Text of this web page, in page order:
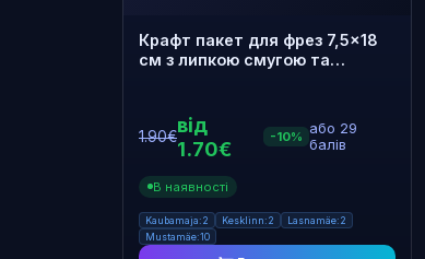
Крафт пакет для фрез 7,5×18
см з липкою смугою та
1.90€від
1.70€
-10% або 29
балів
В наявності
Kaubamaja:2 Kesklinn:2
Lasnamäe:2
Mustamäe:10